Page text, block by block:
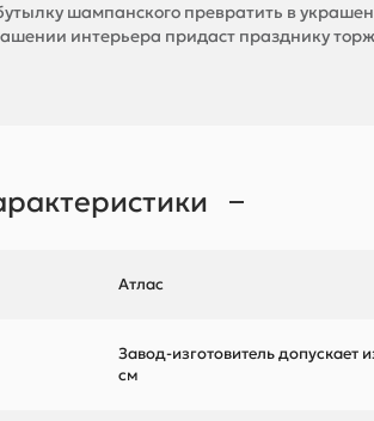
шампанского превратить в
интерьера придаст празднику
Атлас
Завод-изготовитель допускает
см